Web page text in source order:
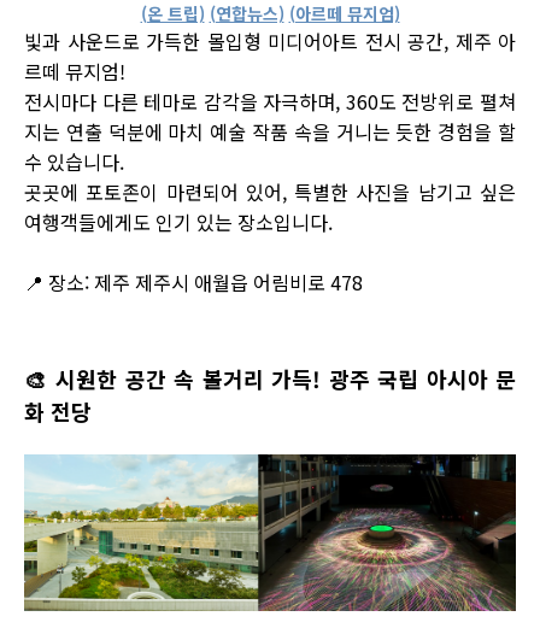
(온 트립) (연합뉴스) (아르떼 뮤지엄)
빛과 사운드로 가득한 몰입형 미디어아트 전시 공간, 제주 아
르떼 뮤지엄!
전시마다 다른 테마로 감각을 자극하며, 360도 전방위로 펼쳐
지는 연출 덕분에 마치 예술 작품 속을 거니는 듯한 경험을 할
수 있습니다.
곳곳에 포토존이 마련되어 있어, 특별한 사진을 남기고 싶은
여행객들에게도 인기 있는 장소입니다.
📍 장소: 제주 제주시 애월읍 어림비로 478
🎨 시원한 공간 속 볼거리 가득! 광주 국립 아시아 문
화 전당